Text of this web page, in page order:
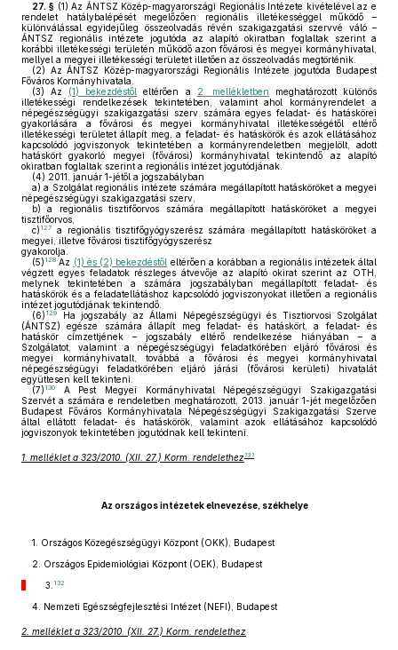
27. § (1) Az ÁNTSZ Közép-magyarországi Regionális Intézete kivételével az e
rendelet hatálybalépését megelőzően regionális illetékességgel működő –
különválással egyidejűleg összeolvadás révén szakigazgatási szervvé váló –
ÁNTSZ regionális intézete jogutóda az alapító okiratban foglaltak szerint a
korábbi illetékességi területén működő azon fővárosi és megyei kormányhivatal,
mellyel a megyei illetékességi területet illetően az összeolvadás megtörténik.
(2) Az ÁNTSZ Közép-magyarországi Regionális Intézete jogutóda Budapest
Főváros Kormányhivatala.
(3) Az (1) bekezdéstől eltérően a 2. mellékletben meghatározott különös
illetékességi rendelkezések tekintetében, valamint ahol kormányrendelet a
népegészségügyi szakigazgatási szerv számára egyes feladat- és hatáskörei
gyakorlására a fővárosi és megyei kormányhivatal illetékességétől eltérő
illetékességi területet állapít meg, a feladat- és hatáskörök és azok ellátásához
kapcsolódó jogviszonyok tekintetében a kormányrendeletben megjelölt, adott
hatáskört gyakorló megyei (fővárosi) kormányhivatal tekintendő az alapító
okiratban foglaltak szerint a regionális intézet jogutódjának.
(4) 2011. január 1-jétől a jogszabályban
a) a Szolgálat regionális intézete számára megállapított hatásköröket a megyei
népegészségügyi szakigazgatási szerv,
b) a regionális tisztifőorvos számára megállapított hatásköröket a megyei
tisztifőorvos,
c) 127
a regionális tisztifőgyógyszerész számára megállapított hatásköröket a
megyei, illetve fővárosi tisztifőgyógyszerész
gyakorolja.
(5) 128 Az (1) és (2) bekezdéstől eltérően a korábban a regionális intézetek által
végzett egyes feladatok részleges átvevője az alapító okirat szerint az OTH,
melynek tekintetében a számára jogszabályban megállapított feladat- és
hatáskörök és a feladatellátáshoz kapcsolódó jogviszonyokat illetően a regionális
intézet jogutódjának tekintendő.
(6) 129
Ha jogszabály az Állami Népegészségügyi és Tisztiorvosi Szolgálat
(ÁNTSZ) egésze számára állapít meg feladat- és hatáskört, a feladat- és
hatáskör címzettjének – jogszabály eltérő rendelkezése hiányában – a
Szolgálatot, valamint a népegészségügyi feladatkörében eljáró fővárosi és
megyei kormányhivatalt, továbbá a fővárosi és megyei kormányhivatal
népegészségügyi feladatkörében eljáró járási (fővárosi kerületi) hivatalát
együttesen kell tekinteni.
(7) 130
A Pest Megyei Kormányhivatal Népegészségügyi Szakigazgatási
Szervét a számára e rendeletben meghatározott, 2013. január 1-jét megelőzően
Budapest Főváros Kormányhivatala Népegészségügyi Szakigazgatási Szerve
által ellátott feladat- és hatáskörök, valamint azok ellátásához kapcsolódó
jogviszonyok tekintetében jogutódnak kell tekinteni.
1. melléklet a 323/2010. (XII. 27.) Korm. rendelethez131
Az országos intézetek elnevezése, székhelye
1. Országos Közegészségügyi Központ (OKK), Budapest
2. Országos Epidemiológiai Központ (OEK), Budapest
3. 132
4. Nemzeti Egészségfejlesztési Intézet (NEFI), Budapest
2. melléklet a 323/2010. (XII. 27.) Korm. rendelethez